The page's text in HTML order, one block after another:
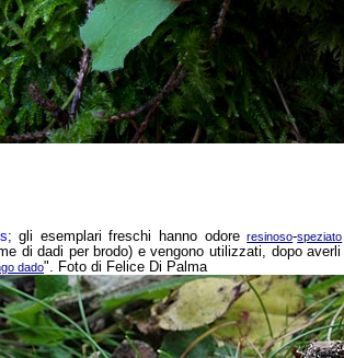
; gli esemplari freschi hanno odoreresinoso-speziato
di dadi per brodo) e vengono utilizzati, dopo
dado". Foto di Felice Di Palma